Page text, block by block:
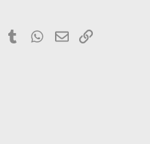
PinterestTumblrWhatsApp
EmailEnlace